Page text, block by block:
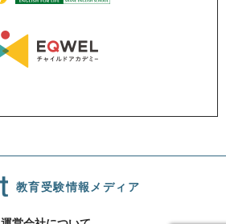
教育受験情報メディア